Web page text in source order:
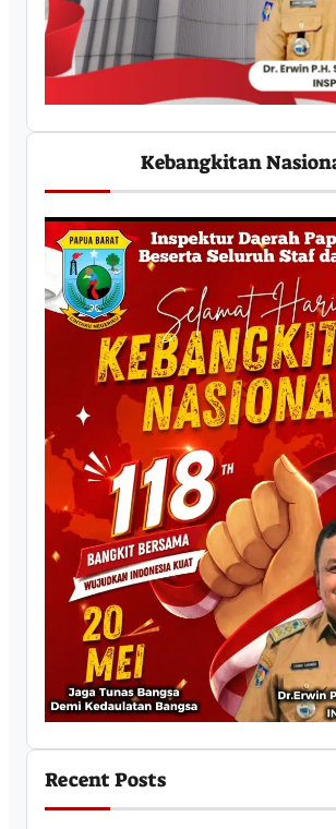
Kebangkitan
Recent Posts